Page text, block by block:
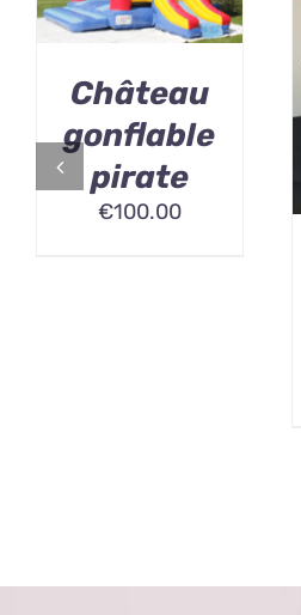
Château
gonflable
pirate
€100.00